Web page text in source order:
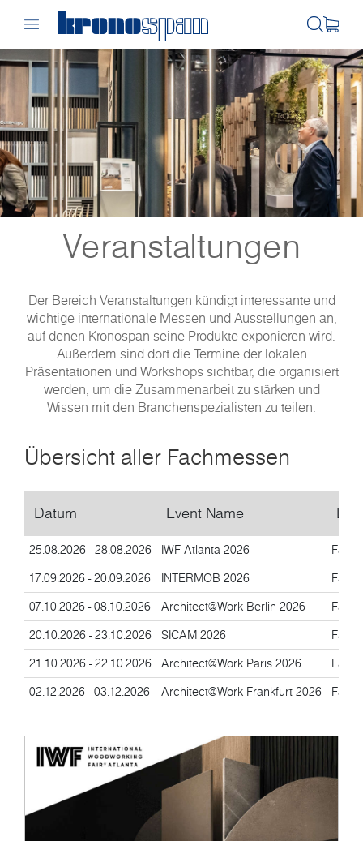
Veranstaltungen
Der Bereich Veranstaltungen kündigt interessante und
wichtige internationale Messen und Ausstellungen an,
auf denen Kronospan seine Produkte exponieren wird.
Außerdem sind dort die Termine der lokalen
Präsentationen und Workshops sichtbar, die organisiert
werden, um die Zusammenarbeit zu stärken und
Wissen mit den Branchenspezialisten zu teilen.
Übersicht aller Fachmessen
Datum Event Name
25.08.2026 - 28.08.2026 IWF Atlanta 2026
17.09.2026 - 20.09.2026
INTERMOB 2026
07.10.2026 - 08.10.2026
Architect@Work Berlin 2026
20.10.2026 - 23.10.2026
SICAM 2026
21.10.2026 - 22.10.2026
Architect@Work Paris 2026
02.12.2026 - 03.12.2026
Architect@Work Frankfurt 2026